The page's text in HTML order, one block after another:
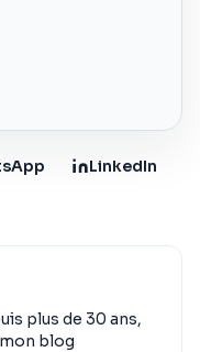
LinkedIn
plus de 30 ans,
blog